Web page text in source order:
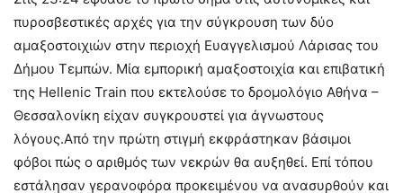
πυροσβεστικές αρχές για την σύγκρουση των δύο
αμαξοστοιχιών στην περιοχή Ευαγγελισμού Λάρισας του
Δήμου Τεμπών. Μία εμπορική αμαξοστοιχία και επιβατική
της Hellenic Train που εκτελούσε το δρομολόγιο Αθήνα –
Θεσσαλονίκη είχαν συγκρουστεί για άγνωστους
λόγους.Από την πρώτη στιγμή εκφράστηκαν βάσιμοι
φόβοι πώς ο αριθμός των νεκρών θα αυξηθεί. Επί τόπου
εστάλησαν γερανοφόρα προκειμένου να ανασυρθούν και